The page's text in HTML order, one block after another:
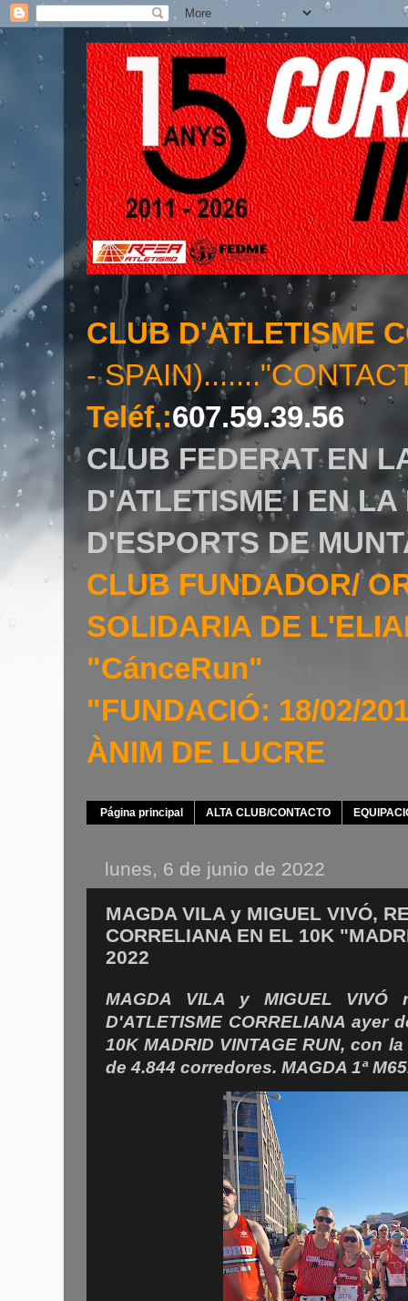
CLUB D'ATLETISME
-
Teléf.:607.59.39.56
CLUB FEDERAT EN
D'ATLETISME I EN
D'ESPORTS DE
CLUB FUNDADOR/
SOLIDARIA DE
"CánceRun"
"FUNDACIÓ: 18/02/
ÀNIM DE LUCRE
Página principal ALTA CLUB/CONTACTO
lunes, 6 de junio de 2022
MAGDA VILA y MIGUEL VIVÓ,
CORRELIANA EN EL 10K
2022
MAGDA VILA y MIGUEL VIVÓ
D'ATLETISME CORRELIANA ayer
10K MADRID VINTAGE RUN, con
de 4.844 corredores. MAGDA 1ª